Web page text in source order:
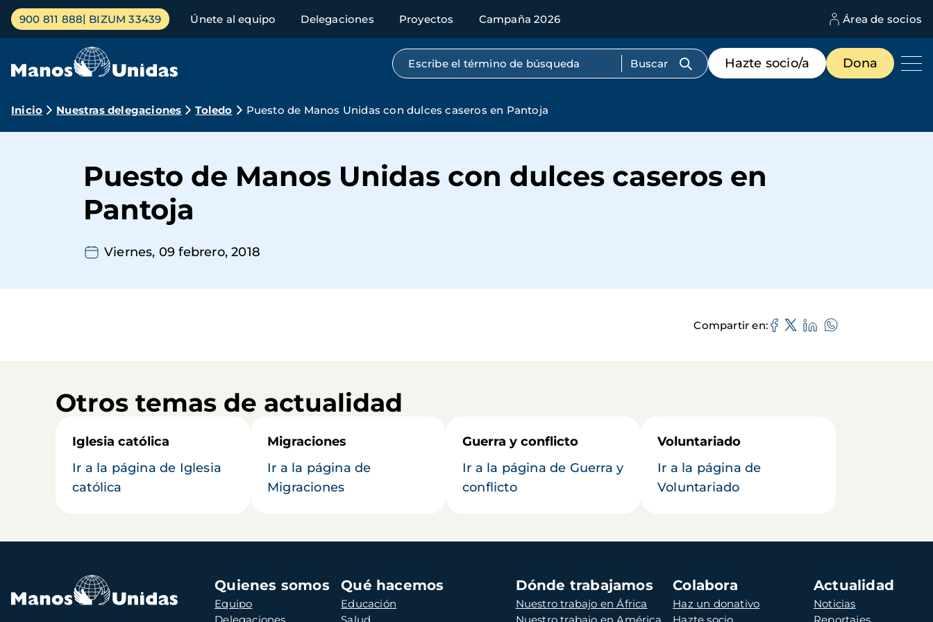
Pasar
contenido
Menú
principal
900 811 888 BIZUM 33439 Únete al equipo Delegaciones Proyectos Campaña 2026 Área de socios
Búsqueda por texto completo
Menú
de
destacados
Hazte socio/a Dona
Ruta
navegación
Inicio Nuestras delegaciones Toledo Puesto de Manos Unidas con dulces caseros en Pantoja
Puesto de Manos Unidas con dulces caseros en
Pantoja
Viernes, 09 febrero, 2018
Compartir en
Otros temas de actualidad
Iglesia católica
Ir a la página de Iglesia
católica
Migraciones
Ir a la página de
Migraciones
Guerra y conflicto
Ir a la página de Guerra y
conflicto
Voluntariado
Ir a la página de
Voluntariado
Navegación
principal
Quienes somos
Equipo
Qué hacemos
Educación
Dónde trabajamos
Nuestro trabajo en África
Colabora
Haz un donativo
Actualidad
Noticias